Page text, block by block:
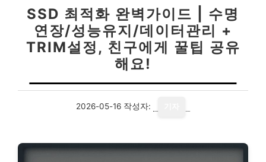
SSD 최적화 완벽가이드 | 수명
연장/성능유지/데이터관리 +
TRIM설정, 친구에게 꿀팁 공유
해요!
2026-05-16 작성자: